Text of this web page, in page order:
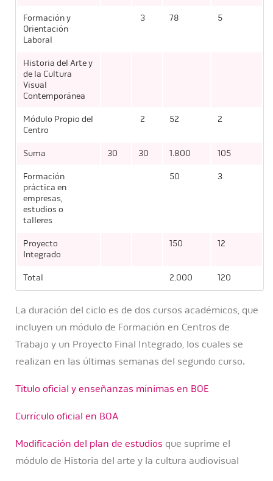
Formación y
Orientación
Laboral
3 78 5
Historia del Arte y
de la Cultura
Visual
Contemporánea
Módulo Propio del
Centro
2 52 2
Suma 30 30 1.800 105
Formación
práctica en
empresas,
estudios o
talleres
50 3
Proyecto
Integrado
150 12
Total 2.000 120
La duración del ciclo es de dos cursos académicos, que
incluyen un módulo de Formación en Centros de
Trabajo y un Proyecto Final Integrado, los cuales se
realizan en las últimas semanas del segundo curso.
Título oficial y enseñanzas mínimas en BOE
Currículo oficial en BOA
Modificación del plan de estudios que suprime el
módulo de Historia del arte y la cultura audiovisual